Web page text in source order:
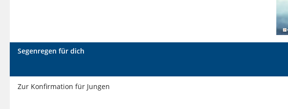
Segenregen für dich
Zur Konfirmation für Jungen